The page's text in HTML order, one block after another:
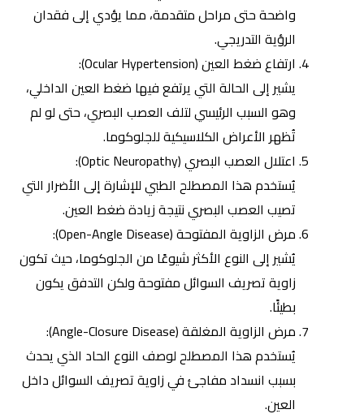
واضحة حتى مراحل متقدمة، مما يؤدي إلى فقدان
الرؤية التدريجي.
ارتفاع ضغط العين (Ocular Hypertension):
يشير إلى الحالة التي يرتفع فيها ضغط العين الداخلي،
وهو السبب الرئيسي لتلف العصب البصري، حتى لو لم
تُظهر الأعراض الكلاسيكية للجلوكوما.
اعتلال العصب البصري (Optic Neuropathy):
يُستخدم هذا المصطلح الطبي للإشارة إلى الأضرار التي
تصيب العصب البصري نتيجة زيادة ضغط العين.
مرض الزاوية المفتوحة (Open-Angle Disease):
يُشير إلى النوع الأكثر شيوعًا من الجلوكوما، حيث تكون
زاوية تصريف السوائل مفتوحة ولكن التدفق يكون
بطيئًا.
مرض الزاوية المغلقة (Angle-Closure Disease):
يُستخدم هذا المصطلح لوصف النوع الحاد الذي يحدث
بسبب انسداد مفاجئ في زاوية تصريف السوائل داخل
العين.